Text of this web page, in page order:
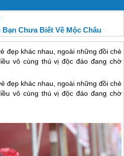
Chưa Biết Về Mộc Châu
đẹp khác nhau, ngoài những đồi chè
vô cùng thú vị độc đáo đang chờ
đẹp khác nhau, ngoài những đồi chè
vô cùng thú vị độc đáo đang chờ